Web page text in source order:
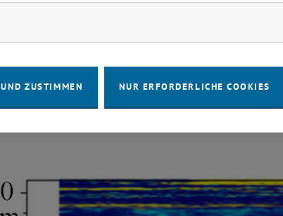
PET-Flaschen, innen mit SiO2 beschichtet. Blaue
Cookies zulassen
ZUSTIMMEN NUR ERFORDERLICHE COOKIES